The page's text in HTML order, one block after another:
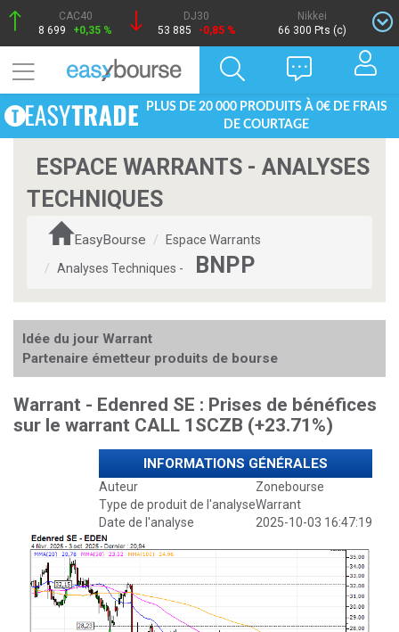
CAC40
8 699
+0,35 %
DJ30
53 885
-0,85 %
Nikkei
66 300 Pts (c)
PLUS DE 20 000 PRODUITS À 0€ DE FRAIS
DE COURTAGE
ESPACE WARRANTS - ANALYSES
TECHNIQUES
EasyBourse
Espace Warrants
Analyses Techniques -
BNPP
Idée du jour Warrant
Partenaire émetteur produits de bourse
Warrant - Edenred SE : Prises de bénéfices
sur le warrant CALL 1SCZB (+23.71%)
INFORMATIONS GÉNÉRALES
Auteur
Zonebourse
Type de produit de l'analyseWarrant
Date de l'analyse
2025-10-03 16:47:19